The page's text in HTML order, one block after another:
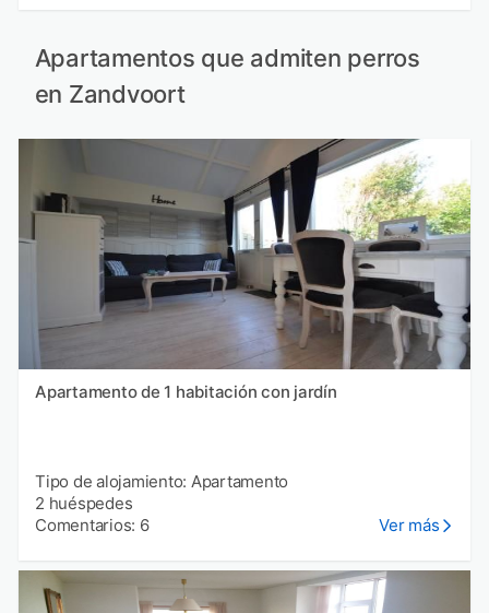
Apartamentos que admiten perros
en Zandvoort
Apartamento de 1 habitación con jardín
Tipo de alojamiento: Apartamento
2 huéspedes
Comentarios: 6
Ver más